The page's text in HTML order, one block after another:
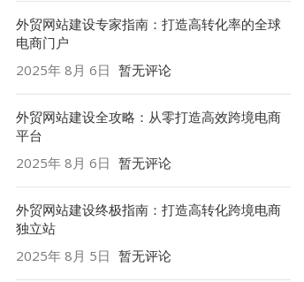
外贸网站建设专家指南：打造高转化率的全球
电商门户
2025年 8月 6日 暂无评论
外贸网站建设全攻略：从零打造高效跨境电商
平台
2025年 8月 6日 暂无评论
外贸网站建设终极指南：打造高转化跨境电商
独立站
2025年 8月 5日 暂无评论